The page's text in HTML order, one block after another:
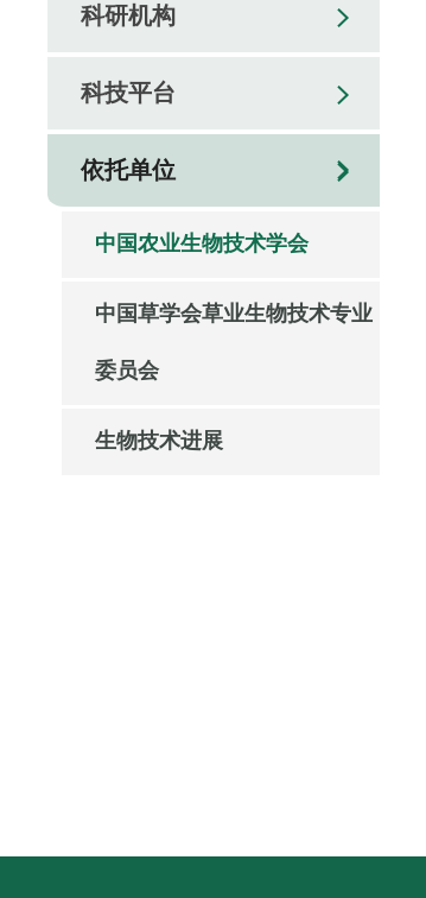
科研机构
科技平台
依托单位
中国农业生物技术学会
中国草学会草业生物技术专业
委员会
生物技术进展